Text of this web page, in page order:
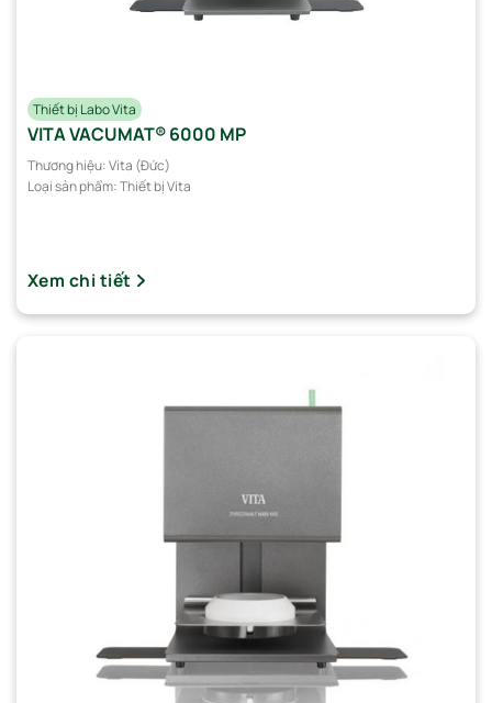
Thiết bị Labo Vita
VITA VACUMAT® 6000 MP
Thương hiệu:Vita (Đức)
Loại sản phẩm:Thiết bị Vita
Xem chi tiết